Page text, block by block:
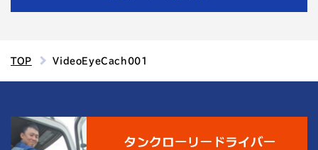
TOP VideoEyeCach001
結城運輸倉庫の 4